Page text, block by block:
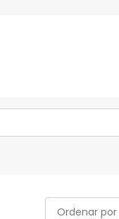
Ordenar por